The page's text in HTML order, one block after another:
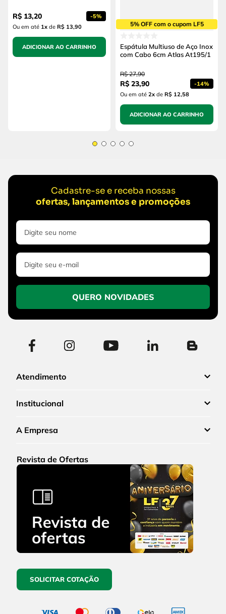
R$ 13,20 -5%
Ou em até 1x de R$ 13,90
ADICIONAR AO CARRINHO
5% OFF com o cupom LF5
Espátula Multiuso de Aço Inox
com Cabo 6cm Atlas At195/1
R$ 27,90
R$ 23,90 -14%
Ou em até 2x de R$ 12,58
ADICIONAR AO CARRINHO
Cadastre-se e receba nossas
ofertas, lançamentos e promoções
QUERO NOVIDADES
Atendimento
Institucional
A Empresa
Revista de Ofertas
SOLICITAR COTAÇÃO